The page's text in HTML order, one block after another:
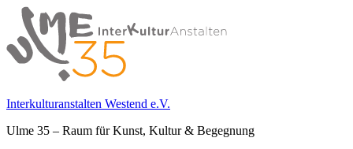
Springe
zum
Inhalt
Interkulturanstalten Westend e.V.
Ulme 35 – Raum für Kunst, Kultur & Begegnung